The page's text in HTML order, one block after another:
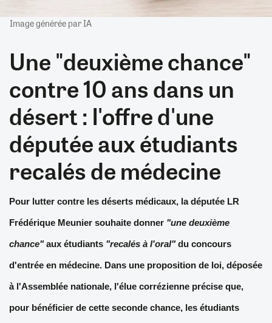
Image générée par IA
Une "deuxième chance"
contre 10 ans dans un
désert : l'offre d'une
députée aux étudiants
recalés de médecine
Pour lutter contre les déserts médicaux, la députée LR
Frédérique Meunier souhaite donner "une deuxième
chance"aux étudiants "recalés à l'oral"du concours
d'entrée en médecine. Dans une proposition de loi, déposée
à l'Assemblée nationale, l'élue corrézienne précise que,
pour bénéficier de cette seconde chance, les étudiants